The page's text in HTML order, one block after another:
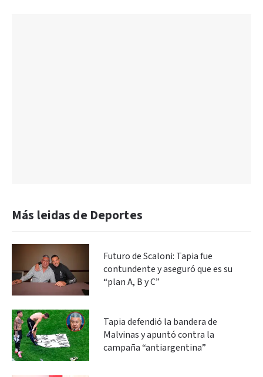
Más leidas de Deportes
Futuro de Scaloni: Tapia fue
contundente y aseguró que es su
“plan A, B y C”
Tapia defendió la bandera de
Malvinas y apuntó contra la
campaña “antiargentina”